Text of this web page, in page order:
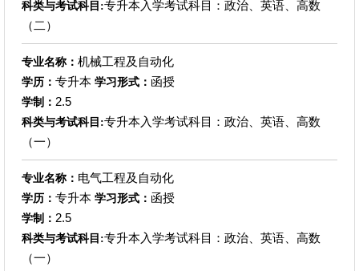
科类与考试科目:专升本入学考试科目：政治、英语、高数
（二）
专业名称： 机械工程及自动化
学历： 专升本 学习形式： 函授
学制： 2.5
科类与考试科目:专升本入学考试科目：政治、英语、高数
（一）
专业名称： 电气工程及自动化
学历： 专升本 学习形式： 函授
学制： 2.5
科类与考试科目:专升本入学考试科目：政治、英语、高数
（一）